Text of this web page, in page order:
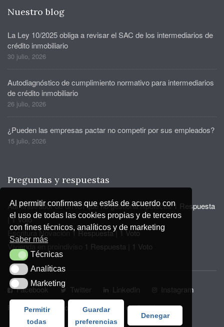
Al permitir confirmas que estás de acuerdo con
el uso de todas las cookies propias y de terceros
con fines técnicos, analíticos y de marketing
Saber más
TécnicasTécnicas
AnalíticasAnalíticas
MarketingMarketing
Permitir
todas
Guardar
preferencias
Denegar
Nuestro blog
La Ley 10/2025 obliga a revisar el SAC de los intermediarios de
crédito inmobiliario
30 julio, 2026
Autodiagnóstico de cumplimiento normativo para intermediarios
de crédito inmobiliario
26 julio, 2026
¿Pueden las empresas pactar no competir por sus empleados?
15 julio, 2026
Preguntas y respuestas
Administrador de un ICI que no gestiona hipotecas 1 Respuesta
|1 Voto
Escritura Novación1 Respuesta| 1 Voto
Vivienda en proindiviso
1 Respuesta 1 Voto
Facebook Twitter LinkedIn
Instagram
Privacidad y Aviso Legal
Política de Cookies